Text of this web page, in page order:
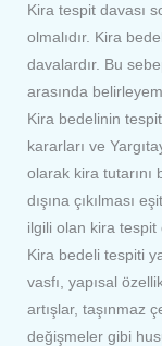
Kira tespit davası
olmalıdır. Kira
davalardır. Bu
arasında
Kira bedelinin
kararları ve
olarak kira tutarını
dışına çıkılması
ilgili olan kira tespit
Kira bedeli tespiti
vasfı, yapısal
artışlar, taşınmaz
değişmeler gibi